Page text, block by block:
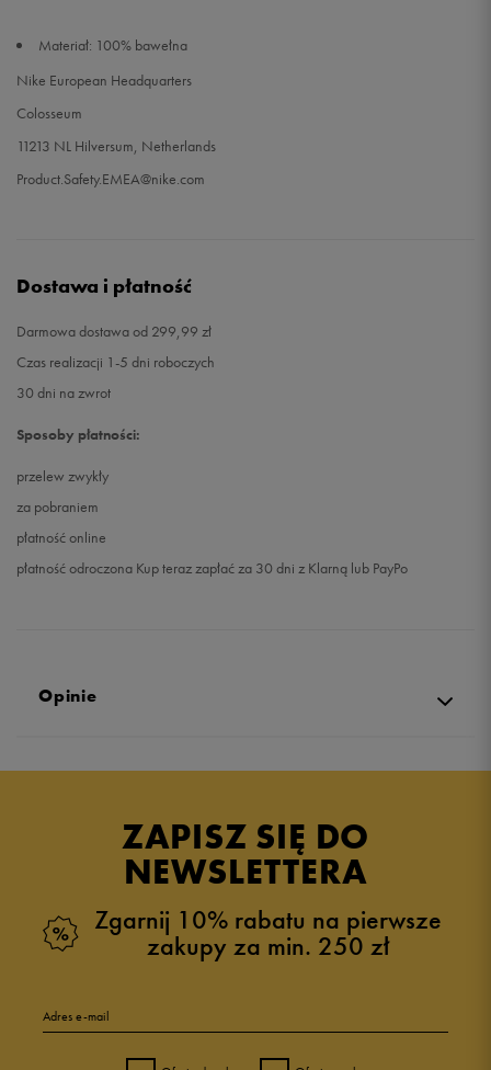
Materiał: 100% bawełna
Nike European Headquarters
Colosseum
11213 NL Hilversum, Netherlands
Product.Safety.EMEA@nike.com
Dostawa i płatność
Darmowa dostawa od 299,99 zł
Czas realizacji 1-5 dni roboczych
30 dni na zwrot
Sposoby płatności:
przelew zwykły
za pobraniem
płatność online
płatność odroczona Kup teraz zapłać za 30 dni z Klarną lub PayPo
Opinie
ZAPISZ SIĘ DO
NEWSLETTERA
Zgarnij 10% rabatu na pierwsze
zakupy za min. 250 zł
Adres e-mail